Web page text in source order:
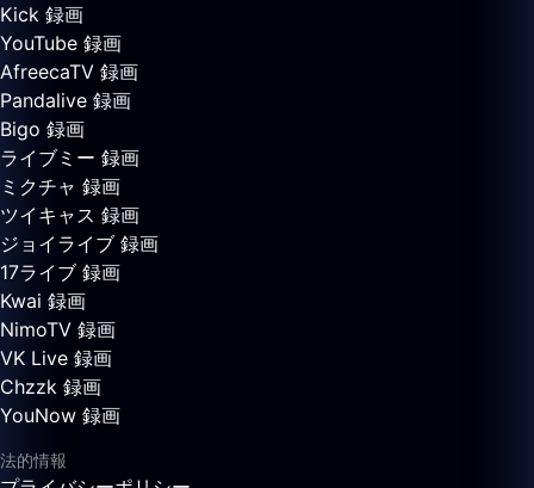
Kick 録画
YouTube 録画
AfreecaTV 録画
Pandalive 録画
Bigo 録画
ライブミー 録画
ミクチャ 録画
ツイキャス 録画
ジョイライブ 録画
17ライブ 録画
Kwai 録画
NimoTV 録画
VK Live 録画
Chzzk 録画
YouNow 録画
法的情報